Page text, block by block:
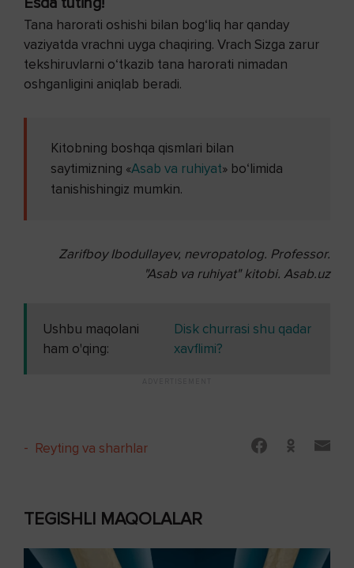
Tana harorati oshishi bilan bog‘liq har qanday
vaziyatda vrachni uyga chaqiring. Vrach Sizga zarur
tekshiruvlarni o‘tkazib tana harorati nimadan
oshganligini aniqlab beradi.
Kitobning boshqa qismlari bilan
saytimizning «Asab va ruhiyat» bo‘limida
tanishishingiz mumkin.
Zarifboy Ibodullayev, nevropatolog. Professor.
"Asab va ruhiyat" kitobi. Asab.uz
Ushbu maqolani
ham o'qing:
Disk churrasi shu qadar
xavflimi?
- Reyting va sharhlar
TEGISHLI MAQOLALAR